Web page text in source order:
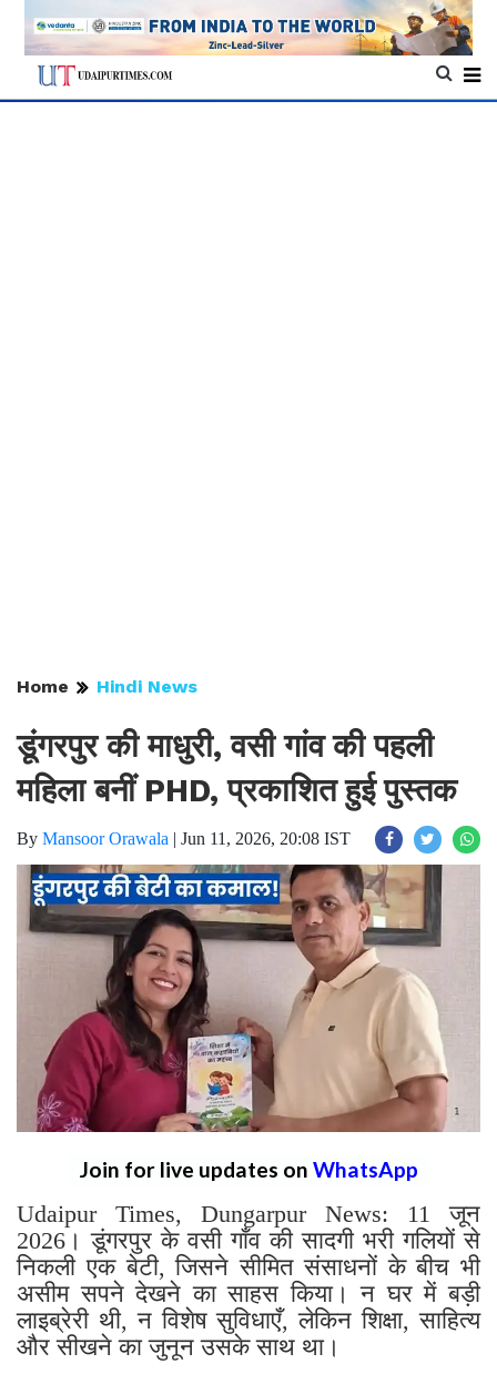
Home Hindi News
डूंगरपुर की माधुरी, वसी गांव की पहली
महिला बनीं PHD, प्रकाशित हुई पुस्तक
By Mansoor Orawala | Jun 11, 2026, 20:08 IST
Join for live updates on WhatsApp
Udaipur Times, Dungarpur News: 11 जून
2026। डूंगरपुर के वसी गाँव की सादगी भरी गलियों से
निकली एक बेटी, जिसने सीमित संसाधनों के बीच भी
असीम सपने देखने का साहस किया। न घर में बड़ी
लाइब्रेरी थी, न विशेष सुविधाएँ, लेकिन शिक्षा, साहित्य
और सीखने का जुनून उसके साथ था।